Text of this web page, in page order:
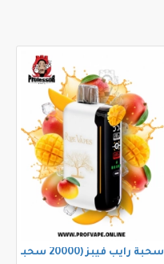
سحبة رايب فيبز (20000 سحبة) مانجو